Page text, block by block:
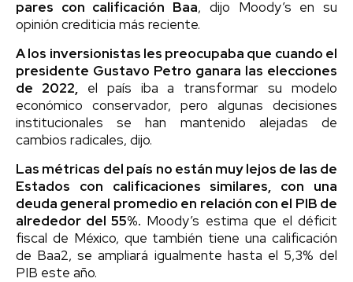
pares con calificación Baa, dijo Moody’s en su
opinión crediticia más reciente.
A los inversionistas les preocupaba que cuando el
presidente Gustavo Petro ganara las elecciones
de 2022,el país iba a transformar su modelo
económico conservador, pero algunas decisiones
institucionales se han mantenido alejadas de
cambios radicales, dijo.
Las métricas del país no están muy lejos de las de
Estados con calificaciones similares, con una
deuda general promedio en relación con el PIB de
alrededor del 55%. Moody’s estima que el déficit
fiscal de México, que también tiene una calificación
de Baa2, se ampliará igualmente hasta el 5,3% del
PIB este año.